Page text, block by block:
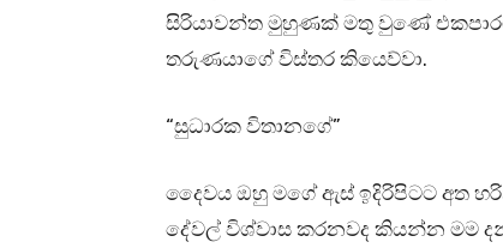
සිරියාවන්ත මුහුණක් මතු වුණේ
තරුණයාගේ විස්තර කියෙව්වා.
“සුධාරක විතානගේ”
දෛවය ඔහු මගේ ඇස් ඉදිරිපිටට අත
දේවල් විශ්වාස කරනවද කියන්න මම